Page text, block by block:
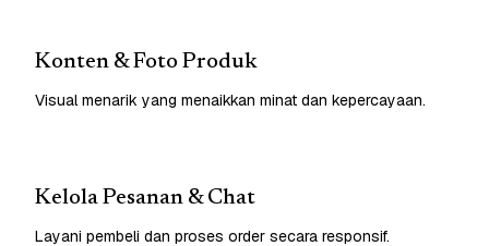
Konten & Foto Produk
Visual menarik yang menaikkan minat dan kepercayaan.
Kelola Pesanan & Chat
Layani pembeli dan proses order secara responsif.